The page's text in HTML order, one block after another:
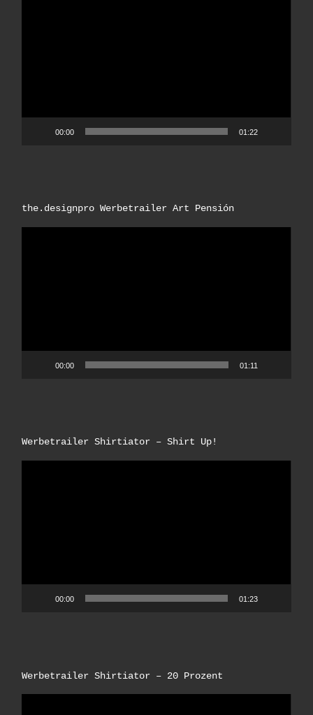
00:00 01:22
the.designpro Werbetrailer Art Pensión
00:00 01:11
Werbetrailer Shirtiator – Shirt Up!
00:00 01:23
Werbetrailer Shirtiator – 20 Prozent